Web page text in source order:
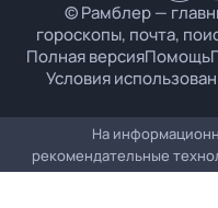
© Рамблер —
гороскопы, почта,
Полная версияПомощь
Условия
На
рекомендательные